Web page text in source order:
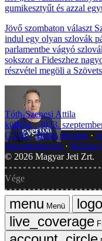
gumikesztyűt és azzal
Jövő szombaton választ
indul egy olyan szlovák
parlamentbe vágyó
sokszor a Fideszhez
részvétel megöli a
Tóth-Szenesi Attila
külföld
2023.
GYIK Hibát jelentek
dokumentumok
© 2026 Magyar Jeti Zrt.
Vége
Menü